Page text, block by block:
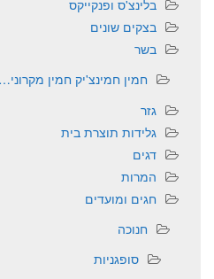
בלינצ'ס ופנקייקס
בצקים שונים
בשר
חמין חמינצ'יק חמין
גזר
גלידות תוצרת בית
דגים
המרות
חגים ומועדים
חנוכה
סופגניות